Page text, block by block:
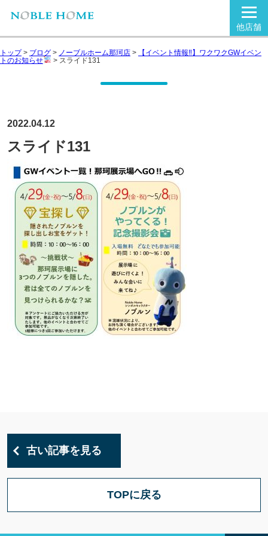
他店舗
トップ> ブログ > ノーブルホーム那珂店 >
【イベント情報‼】ワクワクGWイベン
トのお知らせ
> スライド131
2022.04.12
スライド131
古い記事を見る
TOPに戻る